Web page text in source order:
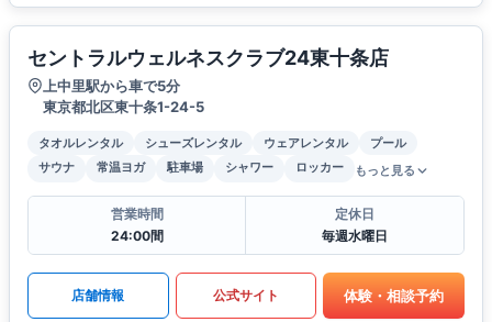
セントラルウェルネスクラブ24東十条店
上中里駅から車で5分
東京都北区東十条1-24-5
タオルレンタル シューズレンタル ウェアレンタル
プール
サウナ
常温ヨガ 駐車場 シャワー ロッカー もっと見る
営業時間
24:00間
定休日
毎週水曜日
店舗情報 公式サイト 体験・相談予約